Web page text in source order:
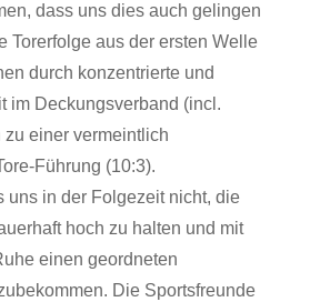
dass uns dies auch gelingen
Torerfolge aus der ersten Welle
durch konzentrierte und
im Deckungsverband (incl.
zu einer vermeintlich
Führung (10:3).
uns in der Folgezeit nicht, die
hoch zu halten und mit
einen geordneten
Die Sportsfreunde